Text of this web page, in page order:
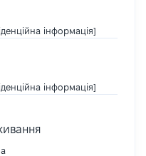
інформація]
інформація]